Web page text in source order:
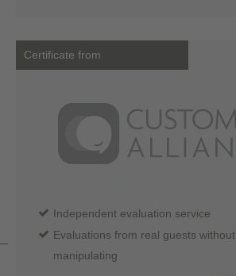
Certificate from
Independent evaluation service
Evaluations from real guests without
manipulating